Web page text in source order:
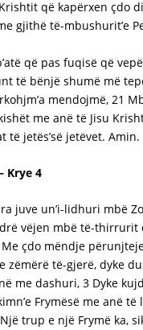
që kapërxen çdo
gjithë të-mbushurit’e
që pas fuqisë që
të bënjë shumë më
mendojmë, 21
me anë të Jisu
të jetës’së jetëvet. Amin.
Krye 4
juve un’i-lidhuri mbë
vëjen mbë të-thirrurit
çdo mëndje
zëmërë të-gjerë, dyke
me dashuri, 3 Dyke
Frymësë me anë të
trup e një Frymë ka,